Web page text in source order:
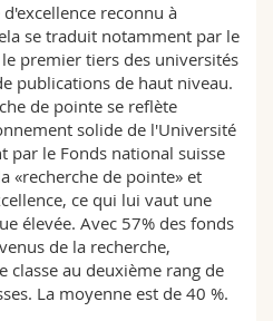
reconnu à
se traduit notamment par le
premier tiers des universités
publications de haut niveau.
de pointe se reflète
solide de l'Université
par le Fonds national suisse
«recherche de pointe» et
ce qui lui vaut une
élevée. Avec 57% des fonds
de la recherche,
classe au deuxième rang de
La moyenne est de 40 %.